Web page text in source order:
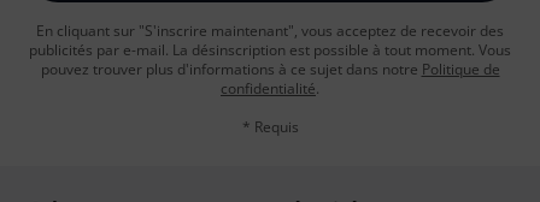
En cliquant sur "S'inscrire maintenant", vous acceptez de recevoir des
publicités par e-mail. La désinscription est possible à tout moment. Vous
pouvez trouver plus d'informations à ce sujet dans notre Politique de
confidentialité.
* Requis